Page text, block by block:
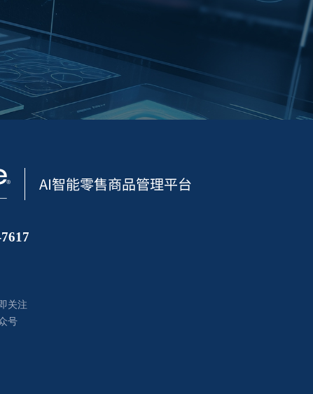
关注
号